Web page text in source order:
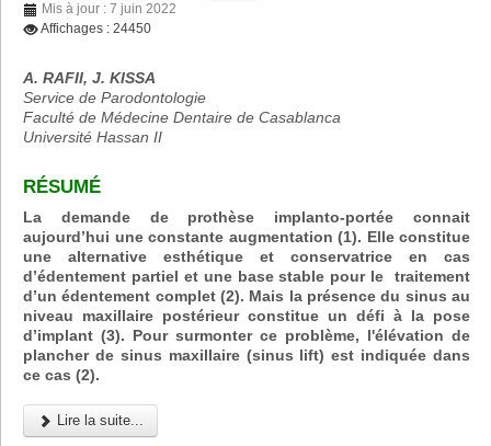
Mis à jour : 7 juin 2022
Affichages : 24450
A. RAFII, J. KISSA
Service de Parodontologie
Faculté de Médecine Dentaire de Casablanca
Université Hassan II
RÉSUMÉ
La demande de prothèse implanto-portée connait
aujourd’hui une constante augmentation (1). Elle constitue
une alternative esthétique et conservatrice en cas
d’édentement partiel et une base stable pour le traitement
d’un édentement complet (2). Mais la présence du sinus au
niveau maxillaire postérieur constitue un défi à la pose
d’implant (3). Pour surmonter ce problème, l'élévation de
plancher de sinus maxillaire (sinus lift) est indiquée dans
ce cas (2).
Lire la suite...